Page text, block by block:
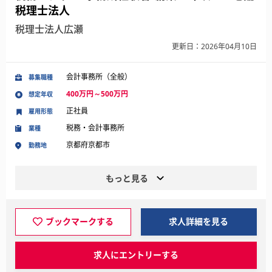
税理士法人
税理士法人広瀬
更新日：2026年04月10日
募集職種 会計事務所（全般）
想定年収 400万円～500万円
業種 税務・会計事務所
勤務地 京都府京都市
雇用形態 正社員
もっと見る
ブックマークする 求人詳細を見る
求人にエントリーする